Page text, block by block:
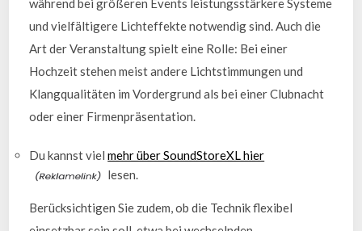
und vielfältigere Lichteffekte notwendig sind. Auch die
Art der Veranstaltung spielt eine Rolle: Bei einer
Hochzeit stehen meist andere Lichtstimmungen und
Klangqualitäten im Vordergrund als bei einer Clubnacht
oder einer Firmenpräsentation.
Du kannst vielmehr über SoundStoreXL hier
lesen.
Berücksichtigen Sie zudem, ob die Technik flexibel